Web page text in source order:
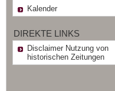
Kalender
DIREKTE LINKS
Disclaimer Nutzung von
historischen Zeitungen